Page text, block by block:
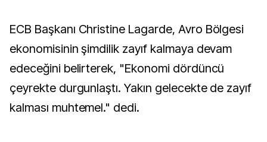
ECB Başkanı Christine Lagarde, Avro Bölgesi
ekonomisinin şimdilik zayıf kalmaya devam
edeceğini belirterek, "Ekonomi dördüncü
çeyrekte durgunlaştı. Yakın gelecekte de zayıf
kalması muhtemel." dedi.